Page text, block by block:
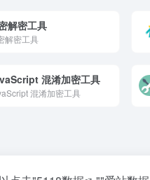
解密工具
解密工具
混淆加密工具
混淆加密工具